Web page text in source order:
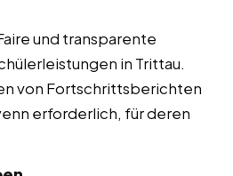
und transparente
in Trittau.
von Fortschrittsberichten
erforderlich, für deren